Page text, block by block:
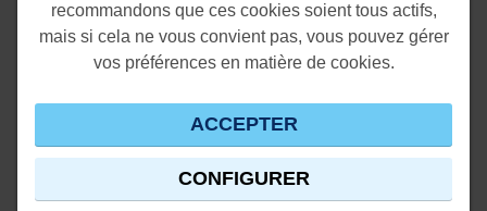
recommandons que ces cookies soient tous actifs,
mais si cela ne vous convient pas, vous pouvez gérer
vos préférences en matière de cookies.
ACCEPTER
CONFIGURER